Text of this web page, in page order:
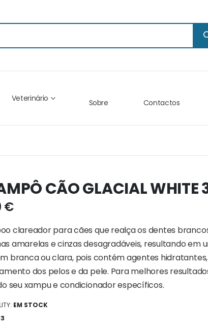
Veterinário Sobre Contactos
CÃO GLACIAL WHITE
€
clareador para cães que realça os dentes
amarelas e cinzas desagradáveis, resultando
branca ou clara, pois contém agentes
dos pelos e da pele. Para melhores
seu xampu e condicionador específicos.
EM STOCK